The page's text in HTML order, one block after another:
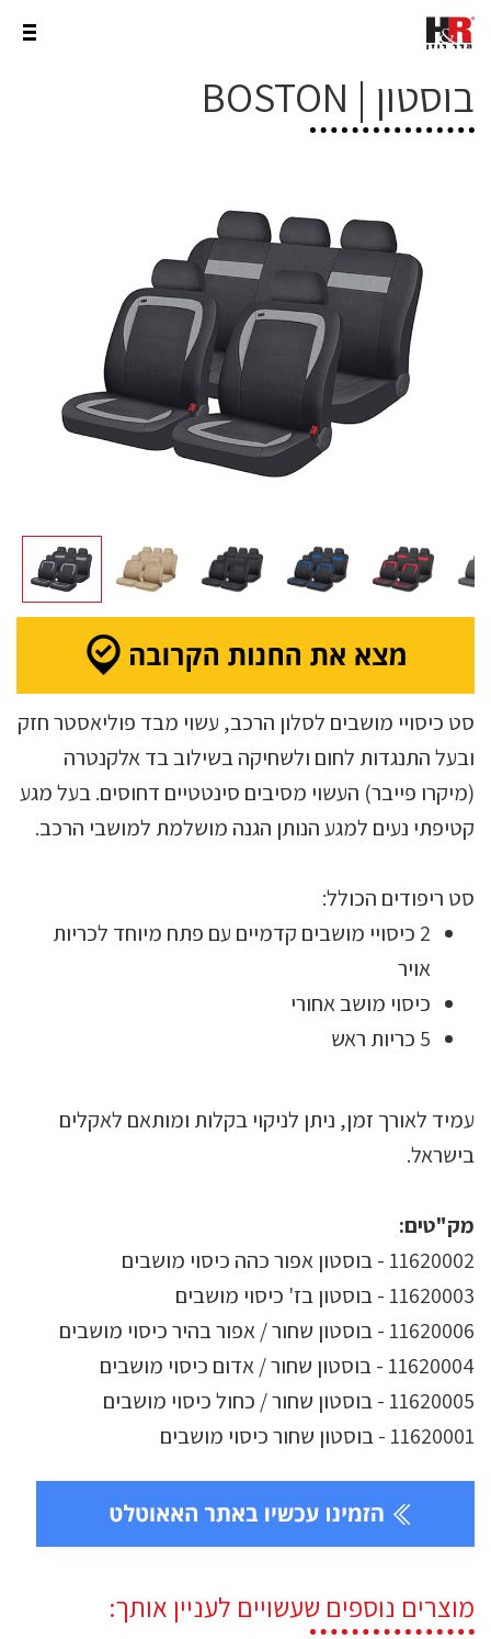
בוסטון | BOSTON
סט כיסויי מושבים לסלון הרכב, עשוי מבד פוליאסטר חזק
ובעל התנגדות לחום ולשחיקה בשילוב בד אלקנטרה
(מיקרו פייבר) העשוי מסיבים סינטטיים דחוסים. בעל מגע
קטיפתי נעים למגע הנותן הגנה מושלמת למושבי הרכב.
סט ריפודים הכולל:
2 כיסויי מושבים קדמיים עם פתח מיוחד לכריות
אויר
כיסוי מושב אחורי
5 כריות ראש
עמיד לאורך זמן, ניתן לניקוי בקלות ומותאם לאקלים
בישראל.
מק"טים:
11620002 - בוסטון אפור כהה כיסוי מושבים
11620003 - בוסטון בז' כיסוי מושבים
11620006 - בוסטון שחור / אפור בהיר כיסוי מושבים
11620004 - בוסטון שחור / אדום כיסוי מושבים
11620005 - בוסטון שחור / כחול כיסוי מושבים
11620001 - בוסטון שחור כיסוי מושבים
מוצרים נוספים שעשויים לעניין אותך: